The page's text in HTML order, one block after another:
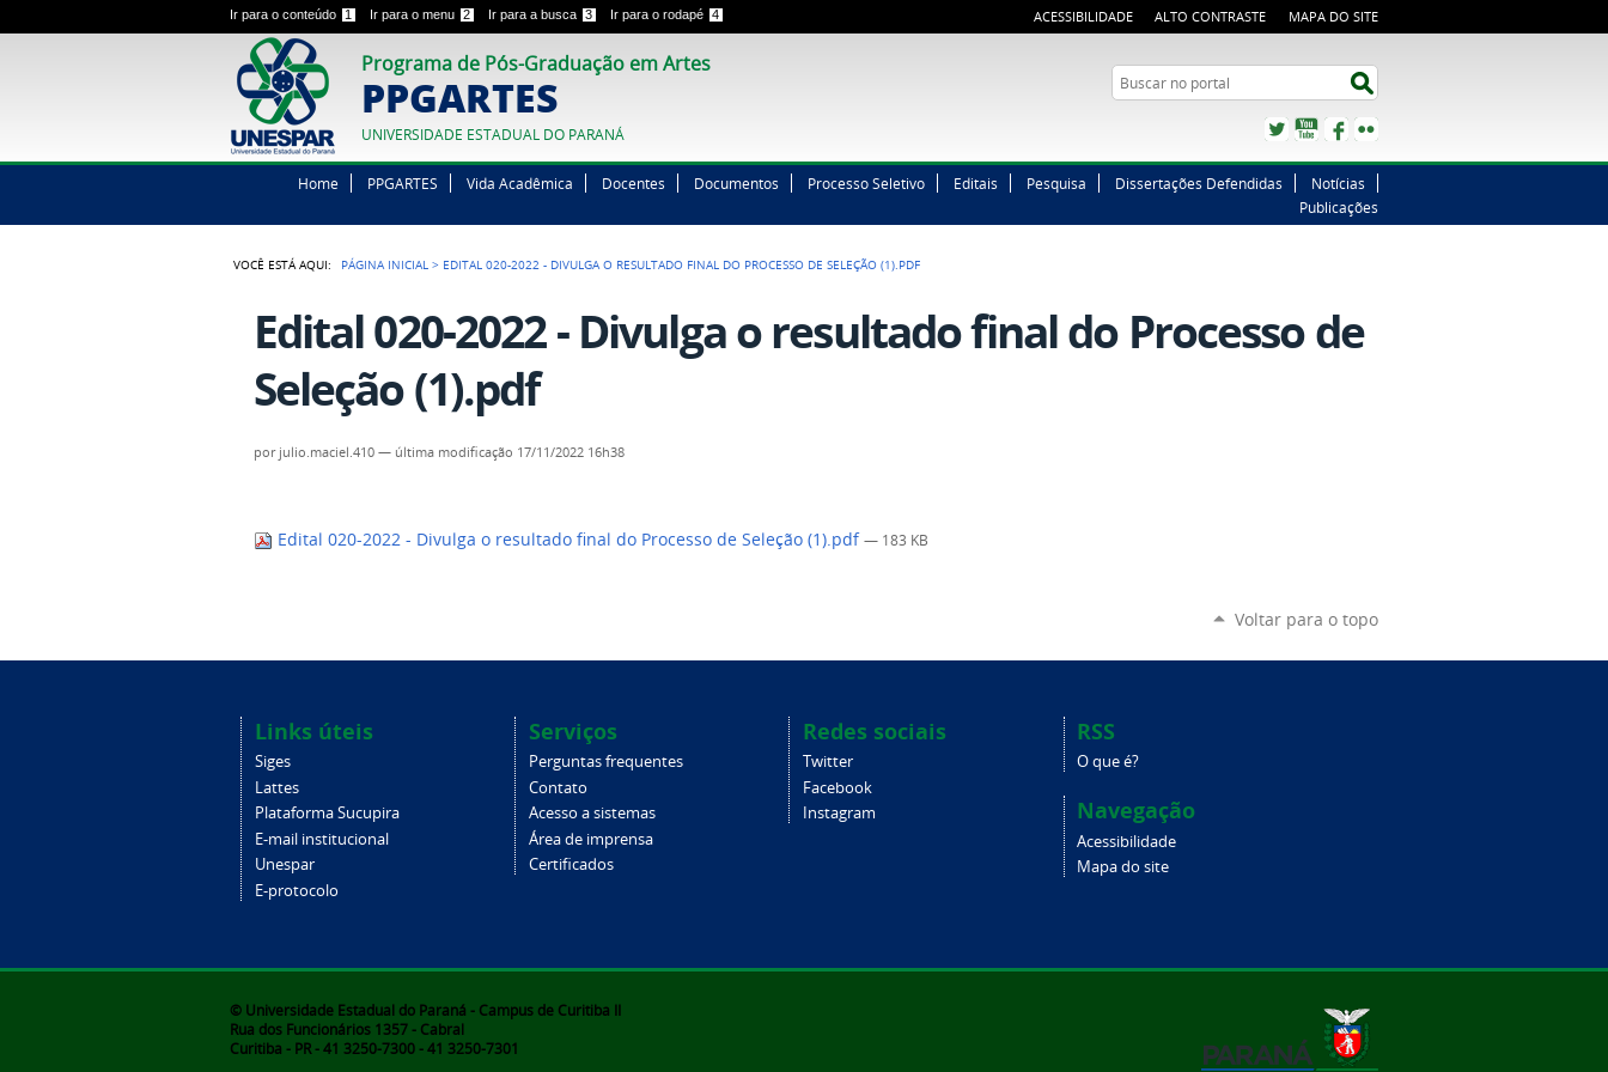
Ir para o conteúdo 1 Ir para o menu 2 Ir para a busca 3 Ir para o rodapé 4 ACESSIBILIDADE ALTO CONTRASTE MAPA DO SITE
Programa de Pós-Graduação em Artes
PPGARTES
UNIVERSIDADE ESTADUAL DO PARANÁ
Buscar no portal
TwitterYouTubeFacebook
Home PPGARTES Vida Acadêmica Docentes Documentos Processo Seletivo Editais Pesquisa Dissertações Defendidas
Notícias
Publicações
VOCÊ ESTÁ AQUI: PÁGINA INICIAL > EDITAL 020-2022 - DIVULGA O RESULTADO FINAL DO PROCESSO DE SELEÇÃO (1).PDF
Edital 020-2022 - Divulga o resultado final do Processo de
Seleção (1).pdf
por julio.maciel.410— última modificação 17/11/2022 16h38
Edital 020-2022 - Divulga o resultado final do Processo de Seleção (1).pdf — 183 KB
Voltar para o topo
Links úteis
Siges
Lattes
Plataforma Sucupira
E-mail institucional
Unespar
E-protocolo
Serviços
Perguntas frequentes
Contato
Acesso a sistemas
Área de imprensa
Certificados
Redes sociais
Twitter
Facebook
Instagram
RSS
O que é?
Navegação
Acessibilidade
Mapa do site
© Universidade Estadual do Paraná - Campus de Curitiba II
Rua dos Funcionários 1357 - Cabral
Curitiba - PR - 41 3250-7300 - 41 3250-7301